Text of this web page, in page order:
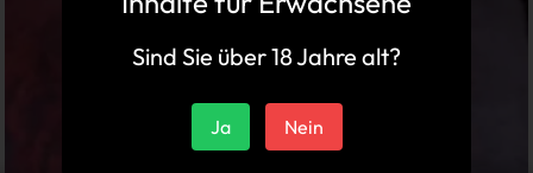
Sind Sie über 18 Jahre alt?
Ja Nein